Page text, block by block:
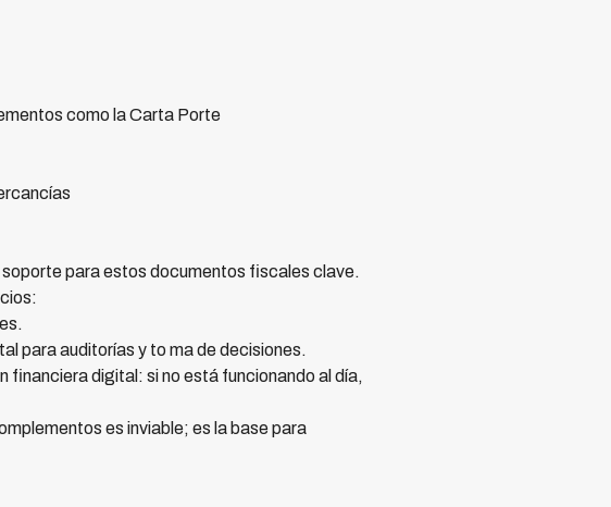
como la Carta Porte
para estos documentos fiscales clave.
para auditorías y to ma de decisiones.
digital: si no está funcionando al día,
es inviable; es la base para